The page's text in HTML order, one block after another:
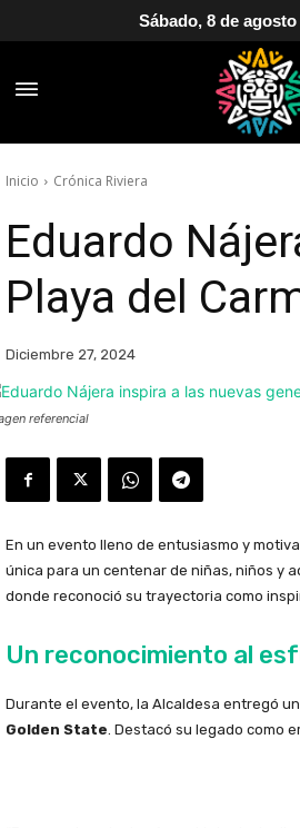
Sábado, 8 de agosto
Inicio Crónica Riviera
Eduardo
Playa del
Diciembre 27, 2024
referencial
En un evento lleno de entusiasmo y
única para un centenar de niñas, niños y
donde reconoció su trayectoria como
Un reconocimiento al
Durante el evento, la Alcaldesa entregó
Golden State. Destacó su legado como